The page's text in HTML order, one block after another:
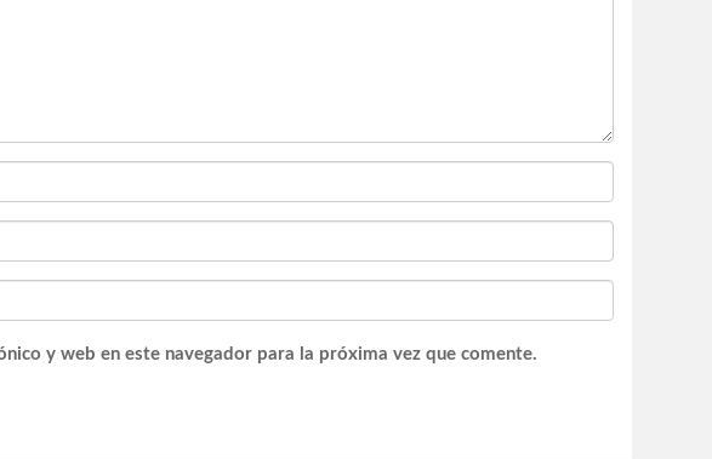
y web en este navegador para la próxima vez que comente.